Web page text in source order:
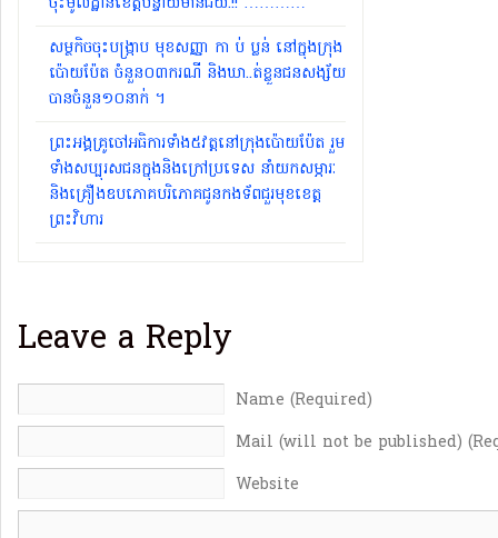
សម្ថកិចចុះបង្រ្កាប មុខសញ្ញា កា ប់ ប្លន់ នៅក្នុងក្រុង
ប៉ោយប៉ែត ចំនួន០៣ករណី និងឃា..ត់ខ្លួនជនសង្ស័យ
បានចំនួន១០នាក់ ។
ព្រះអង្គគ្រូចៅអធិការទាំង៥វត្តនៅក្រុងប៉ោយប៉ែត រួម
ទាំងសប្បុរសជនក្នុងនិងក្រៅប្រទេស នាំយកសម្ភារៈ
និងគ្រឿងឧបភោគបរិភោគជូនកងទ័ពជួរមុខខេត្ត
ព្រះវិហារ
Leave a Reply
Name (Required)
Mail (will not be published)
Website